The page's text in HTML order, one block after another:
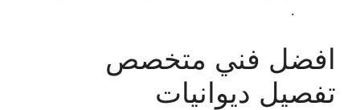
.
افضل فني متخصص
تفصيل ديوانيات